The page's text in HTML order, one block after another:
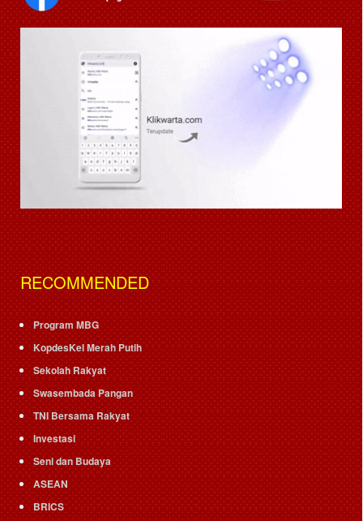
RECOMMENDED
Program MBG
KopdesKel Merah Putih
Sekolah Rakyat
Swasembada Pangan
TNI Bersama Rakyat
Investasi
Seni dan Budaya
ASEAN
BRICS